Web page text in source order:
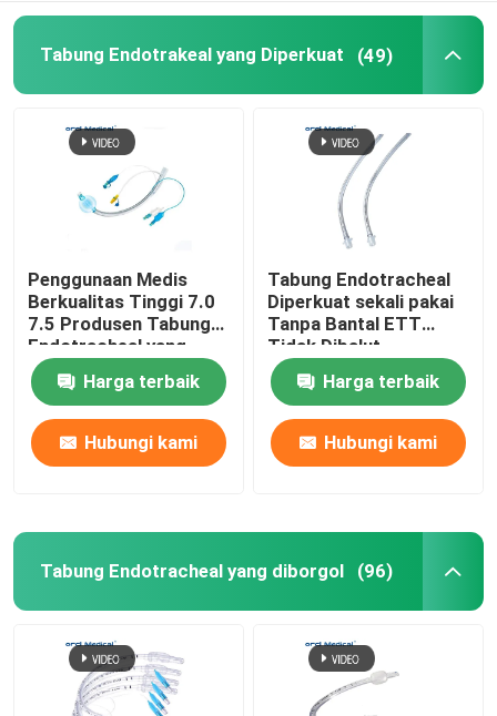
Tabung Trakeostomi
Tabung Endotrakeal yang Diperkuat (49)
Penggunaan Medis
Berkualitas Tinggi 7.0
7.5 Produsen Tabung
Endotracheal yang
Diperkuat dengan
Balon GandaHarga terbaik
Hubungi kami
Tabung Endotracheal
Diperkuat sekali pakai
Tanpa Bantal ETT
Tidak Dibalut
Harga terbaik
Hubungi kami
Tabung Endotracheal yang diborgol (96)